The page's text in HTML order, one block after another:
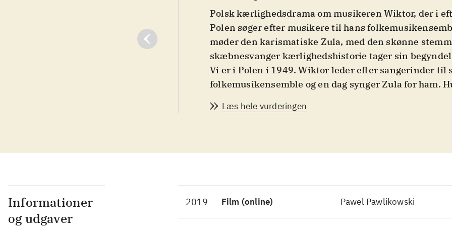
Polsk kærlighedsdrama om musikeren Wiktor, der i
Polen søger efter musikere til hans
møder den karismatiske Zula, med den skønne
skæbnesvanger kærlighedshistorie tager sin
Vi er i Polen i 1949. Wiktor leder efter sangerinder til
folkemusikensemble og en dag synger Zula for ham.
stemme, der passer perfekt til det
omdanne Wiktors musik til statsstyret propaganda,
Det er en flot og stemningsfuld film i sort-hvid med en
allestedsnærværende musik, der hele tiden bliver en
Læs hele vurderingen
Informationer
og udgaver
2019 Film (online) Pawel Pawlikowski